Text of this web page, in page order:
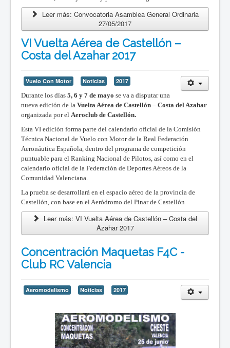
Leer más: Convocatoria Asamblea General Ordinaria
27/05/2017
VI Vuelta Aérea de Castellón –
Costa del Azahar 2017
Vuelo Con Motor Noticias
2017
Durante los días 5, 6 y 7 de mayo se va a disputar una
nueva edición de la Vuelta Aérea de Castellón – Costa del Azahar
organizada por el Aeroclub de Castellón.
Esta VI edición forma parte del calendario oficial de la Comisión
Técnica Nacional de Vuelo con Motor de la Real Federación
Aeronáutica Española, dentro del programa de competición
puntuable para el Ranking Nacional de Pilotos, así como en el
calendario oficial de la Federación de Deportes Aéreos de la
Comunidad Valenciana.
La prueba se desarrollará en el espacio aéreo de la provincia de
Castellón, con base en el Aeródromo del Pinar de Castellón
Leer más: VI Vuelta Aérea de Castellón – Costa del
Azahar 2017
Concentración Maquetas F4C -
Club RC Valencia
Aeromodelismo Noticias 2017